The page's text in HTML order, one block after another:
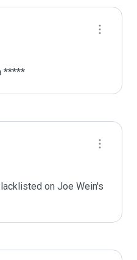
*****
on Joe Wein's